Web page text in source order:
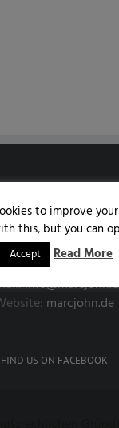
MARCJOHN.DE
Austrasse 85
53343 Wachtberg
Handy:0171/7858190
marcjohn.de
FIND US ON FACEBOOK
to improve
this, but you can
Accept Read More